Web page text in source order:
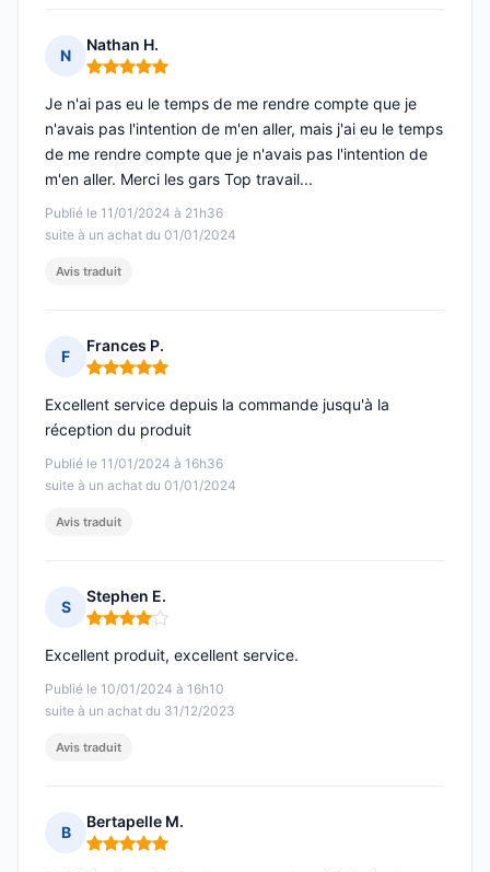
N
Nathan H.
Note : 5 sur 5
Publié le 11/01/2024 à 21h36
suite à un achat du 01/01/2024
Je n'ai pas eu le temps de me rendre compte que je
n'avais pas l'intention de m'en aller, mais j'ai eu le temps
de me rendre compte que je n'avais pas l'intention de
m'en aller. Merci les gars Top travail...
Avis traduit
F
Frances P.
Note : 5 sur 5
Publié le 11/01/2024 à 16h36
suite à un achat du 01/01/2024
Excellent service depuis la commande jusqu'à la
réception du produit
Avis traduit
S
Stephen E.
Note : 4 sur 5
Publié le 10/01/2024 à 16h10
suite à un achat du 31/12/2023
Excellent produit, excellent service.
Avis traduit
B
Bertapelle M.
Note : 5 sur 5